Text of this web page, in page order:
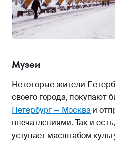
Музеи
Некоторые жители
своего города, покупают
Петербург — Москва и
впечатлениями. Так и
уступает масштабом